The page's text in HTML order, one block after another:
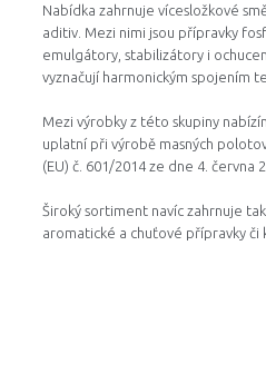
Nabídka zahrnuje vícesložkové
aditiv. Mezi nimi jsou přípravky
emulgátory, stabilizátory i
vyznačují harmonickým spojením
Mezi výrobky z této skupiny
uplatní při výrobě masných
(EU) č. 601/2014 ze dne 4. června
Široký sortiment navíc zahrnuje
aromatické a chuťové přípravky či